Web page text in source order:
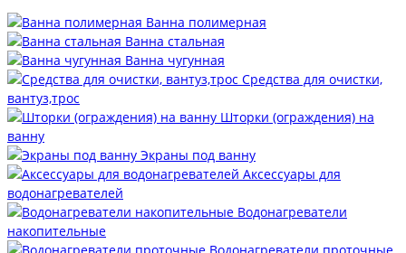
Ванна полимерная
Ванна стальная
Ванна чугунная
Средства для очистки,
вантуз,трос
Шторки (ограждения) на
ванну
Экраны под ванну
Аксессуары для
водонагревателей
Водонагреватели
накопительные